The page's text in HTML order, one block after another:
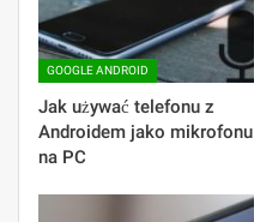
GOOGLE ANDROID
Jak używać telefonu z
Androidem jako mikrofonu
na PC